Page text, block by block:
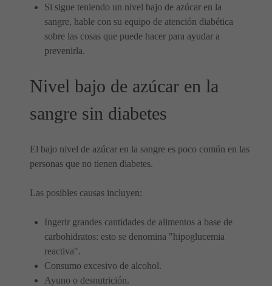
Si sigue teniendo un nivel bajo de azúcar en la
sangre, hable con su equipo de atención diabética
sobre las cosas que puede hacer para ayudar a
prevenirla.
Nivel bajo de azúcar en la
sangre sin diabetes
El bajo nivel de azúcar en la sangre es poco común en las
personas que no tienen diabetes.
Las posibles causas incluyen:
Ingerir grandes cantidades de alimentos a base de
carbohidratos: esto se denomina "hipoglucemia
reactiva".
Consumo excesivo de alcohol.
Ayuno o desnutrición.